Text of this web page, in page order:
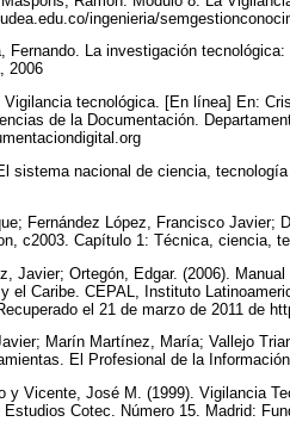
ingenieria/
Fernando. La investigación
2006
tecnológica. [En línea] En:
de la Documentación.
sistema nacional de ciencia,
Fernández López, Francisco Javier;
c2003. Capítulo 1: Técnica, ciencia,
Javier; Ortegón, Edgar. (2006).
el Caribe. CEPAL, Instituto
el 21 de marzo de 2011 de
Marín Martínez, María; Vallejo
El Profesional de la
y Vicente, José M. (1999). Vigilancia
Estudios Cotec. Número 15. Madrid: